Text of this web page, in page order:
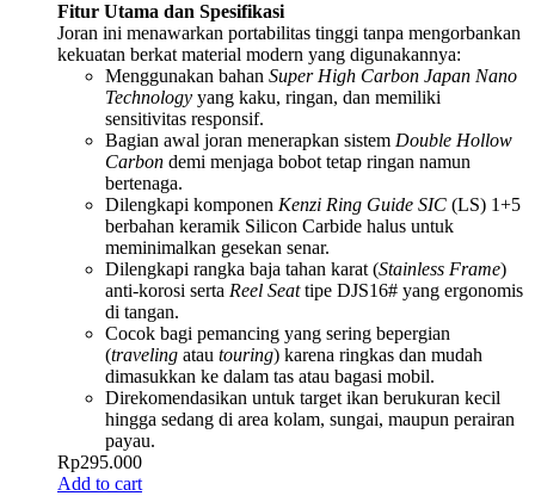
Fitur Utama dan Spesifikasi
Joran ini menawarkan portabilitas tinggi tanpa mengorbankan
kekuatan berkat material modern yang digunakannya:
Menggunakan bahan Super High Carbon Japan Nano
Technology yang kaku, ringan, dan memiliki
sensitivitas responsif.
Bagian awal joran menerapkan sistem Double Hollow
Carbon demi menjaga bobot tetap ringan namun
bertenaga.
Dilengkapi komponen Kenzi Ring Guide SIC (LS) 1+5
berbahan keramik Silicon Carbide halus untuk
meminimalkan gesekan senar.
Dilengkapi rangka baja tahan karat (Stainless Frame)
anti-korosi serta Reel Seattipe DJS16# yang ergonomis
di tangan.
Cocok bagi pemancing yang sering bepergian
(traveling atau touring) karena ringkas dan mudah
dimasukkan ke dalam tas atau bagasi mobil.
Direkomendasikan untuk target ikan berukuran kecil
hingga sedang di area kolam, sungai, maupun perairan
payau.
Rp295.000
Add to cart